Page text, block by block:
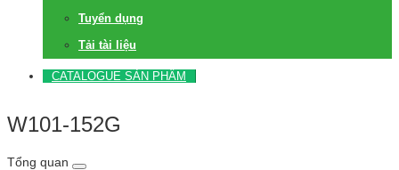
Tuyển dụng
Tải tài liệu
CATALOGUE SẢN PHẨM
W101-152G
Tổng quan